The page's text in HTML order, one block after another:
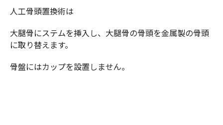
人工骨頭置換術は
大腿骨にステムを挿入し、大腿骨の骨頭を金属製の骨頭
に取り替えます。
骨盤にはカップを設置しません。